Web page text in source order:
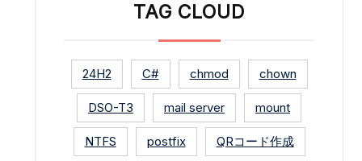
TAG CLOUD
24H2 C# chmod chown
DSO-T3 mail server mount
NTFS postfix QRコード作成